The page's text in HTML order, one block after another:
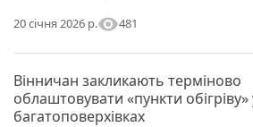
20 січня 2026 р.visibility481
Вінничан закликають терміново
облаштовувати «пункти обігріву»
багатоповерхівках